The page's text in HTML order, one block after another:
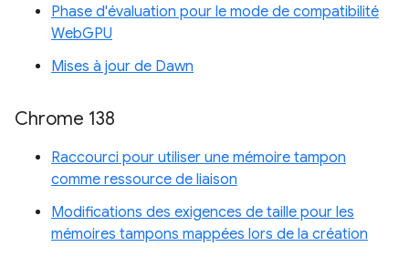
Phase d'évaluation pour le mode de compatibilité
WebGPU
Mises à jour de Dawn
Chrome 138
Raccourci pour utiliser une mémoire tampon
comme ressource de liaison
Modifications des exigences de taille pour les
mémoires tampons mappées lors de la création